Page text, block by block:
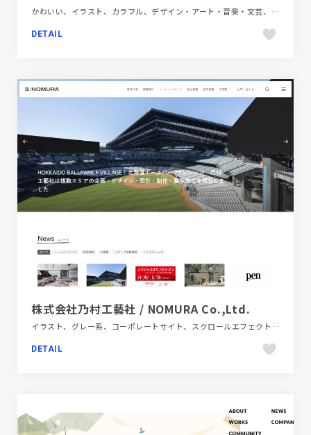
かわいい、イラスト、カラフル、デザイン・アート・音楽・文芸、ブランド・サービスサイト、ポップ
DETAIL
株式会社乃村工藝社 / NOMURA Co.,Ltd.
イラスト、グレー系、コーポレートサイト、スクロールエフェクト、タイポグラフィー、デザイン・アート・音楽・文芸、ナチュラル、ホワイト系、大きめ写真、建設・住宅・不動産、手書き・ハンドメイド
DETAIL